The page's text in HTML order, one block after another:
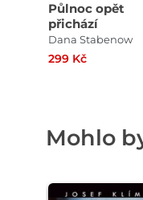
Půlnoc opět
přichází
Dana Stabenow
299 Kč
Mohlo